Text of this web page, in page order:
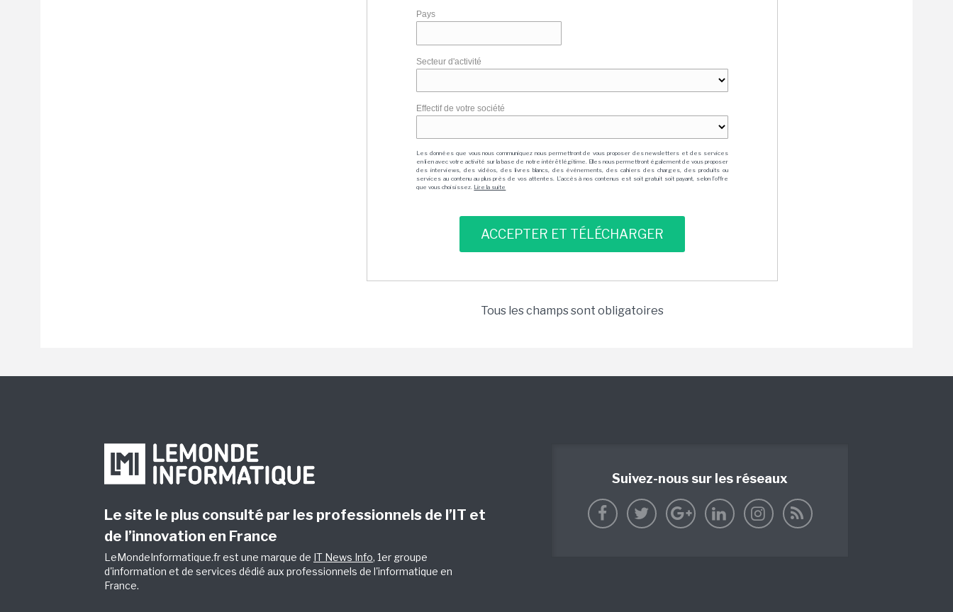
Pays
Secteur d'activité
Effectif de votre société
Les données que vous nous communiquez nous permettront de vous proposer des newsletters et des services
en lien avec votre activité sur la base de notre intérêt légitime. Elles nous permettront également de vous proposer
des interviews, des vidéos, des livres blancs, des événements, des cahiers des charges, des produits ou
services au contenu au plus près de vos attentes. L'accès à nos contenus est soit gratuit soit payant, selon l'offre
que vous choisissez. Lire la suite
Tous les champs sont obligatoires
Le site le plus consulté par les professionnels de l’IT et
de l’innovation en France
LeMondeInformatique.fr est une marque de IT News Info, 1er groupe
d'information et de services dédié aux professionnels de l'informatique en
France.
Suivez-nous sur les réseaux